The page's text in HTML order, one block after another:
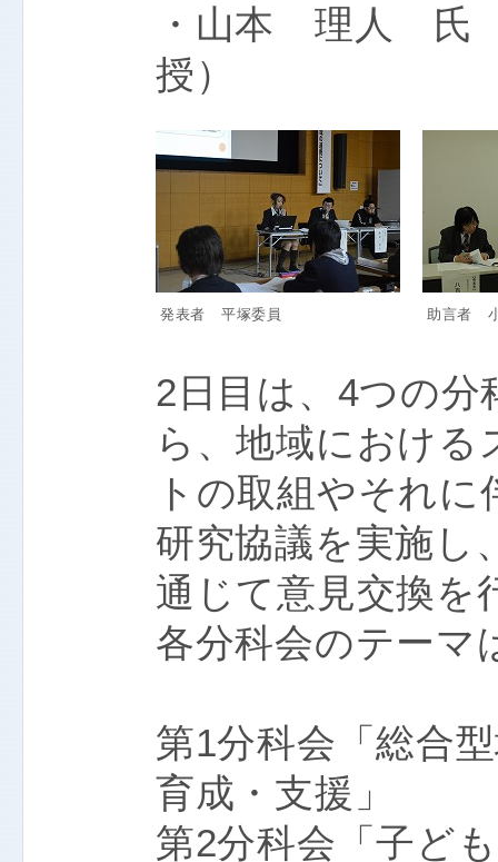
・山本 理人 氏
授）
発表者 平塚委員 助言者
2日目は、4つの分
ら、地域におけ
トの取組やそれ
研究協議を実施し
通じて意見交換を
各分科会のテーマ
第1分科会「総合
育成・支援」
第2分科会「子ど